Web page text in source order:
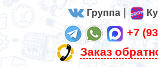
Группа
+7
Заказ